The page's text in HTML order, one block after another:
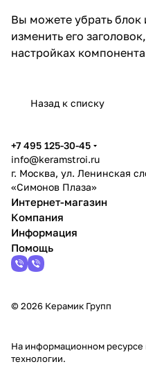
Вы можете убрать блок
изменить его
настройках
Назад к списку
+7 495 125-30-45
info@keramstroi.ru
г. Москва, ул. Ленинская
«Симонов Плаза»
Интернет-магазин
Компания
Информация
Помощь
© 2026 Керамик Групп
На информационном ресурсе
технологии.